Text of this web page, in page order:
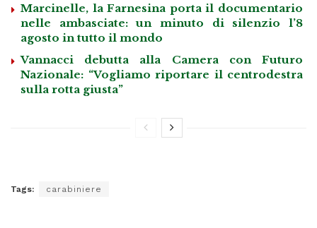
Marcinelle, la Farnesina porta il documentario
nelle ambasciate: un minuto di silenzio l’8
agosto in tutto il mondo
Vannacci debutta alla Camera con Futuro
Nazionale: “Vogliamo riportare il centrodestra
sulla rotta giusta”
Tags: carabiniere